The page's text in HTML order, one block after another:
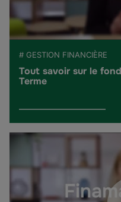
# GESTION FINANCIÈRE
Tout savoir sur le
Terme